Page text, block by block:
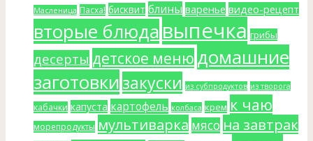
Масленица Пасха! бисквит блины варенье видео-рецепт
вторые блюдавыпечка грибы
десерты детское меню домашние
заготовкизакуски из субпродуктов из творога
кабачки капуста картофель колбаса крем к чаю
морепродукты мультиварка мясо на завтрак